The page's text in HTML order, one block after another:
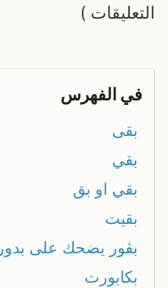
التعليقات )
في الفهرس
بقى
بقي
بقي او بق
بقيت
بڨور يضحك على بدور
بكابورت